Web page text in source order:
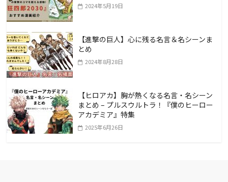
2024年5月19日
【進撃の巨人】心に残る名言＆名シーンま
とめ
2024年8月28日
【ヒロアカ】胸が熱くなる名言・名シーン
まとめ – プルスウルトラ！『僕のヒーロー
アカデミア』特集
2025年6月26日